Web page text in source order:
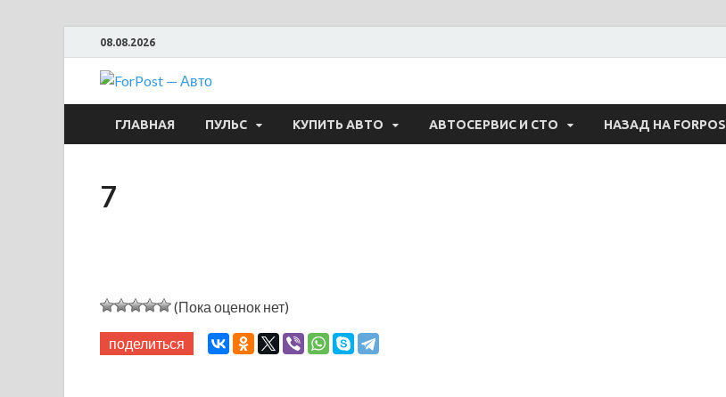
08.08.2026
ForPost — Авто
ГЛАВНАЯ ПУЛЬС КУПИТЬ АВТО АВТОСЕРВИС И СТО НАЗАД НА
7
(Пока оценок нет)
поделиться